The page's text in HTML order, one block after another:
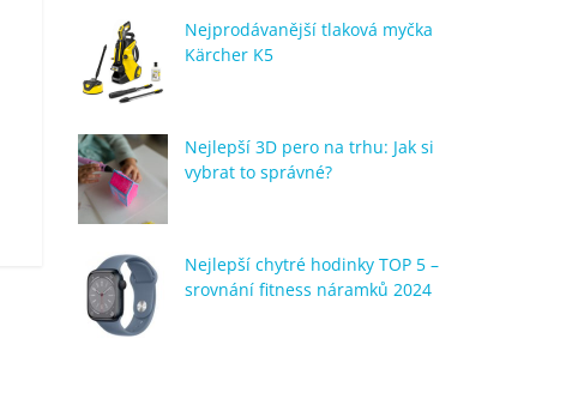
Nejprodávanější tlaková myčka
Kärcher K5
Nejlepší 3D pero na trhu: Jak si
vybrat to správné?
Nejlepší chytré hodinky TOP 5 –
srovnání fitness náramků 2024